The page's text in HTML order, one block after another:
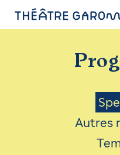
PROGRAMME
INFOS
AVEC LES
ACCESSIBILITÉ
Autres